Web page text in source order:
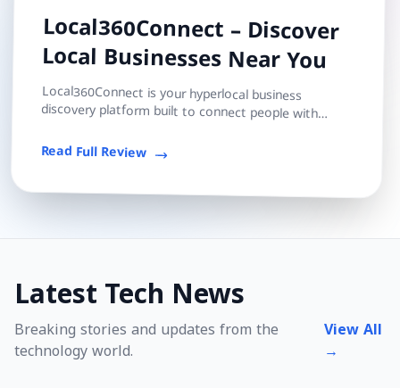
Local360Connect – Discover
Local Businesses Near You
Local360Connect is your hyperlocal business
discovery platform built to connect people with
Read Full Review
Latest Tech News
Breaking stories and updates from the
technology world.
View All
→